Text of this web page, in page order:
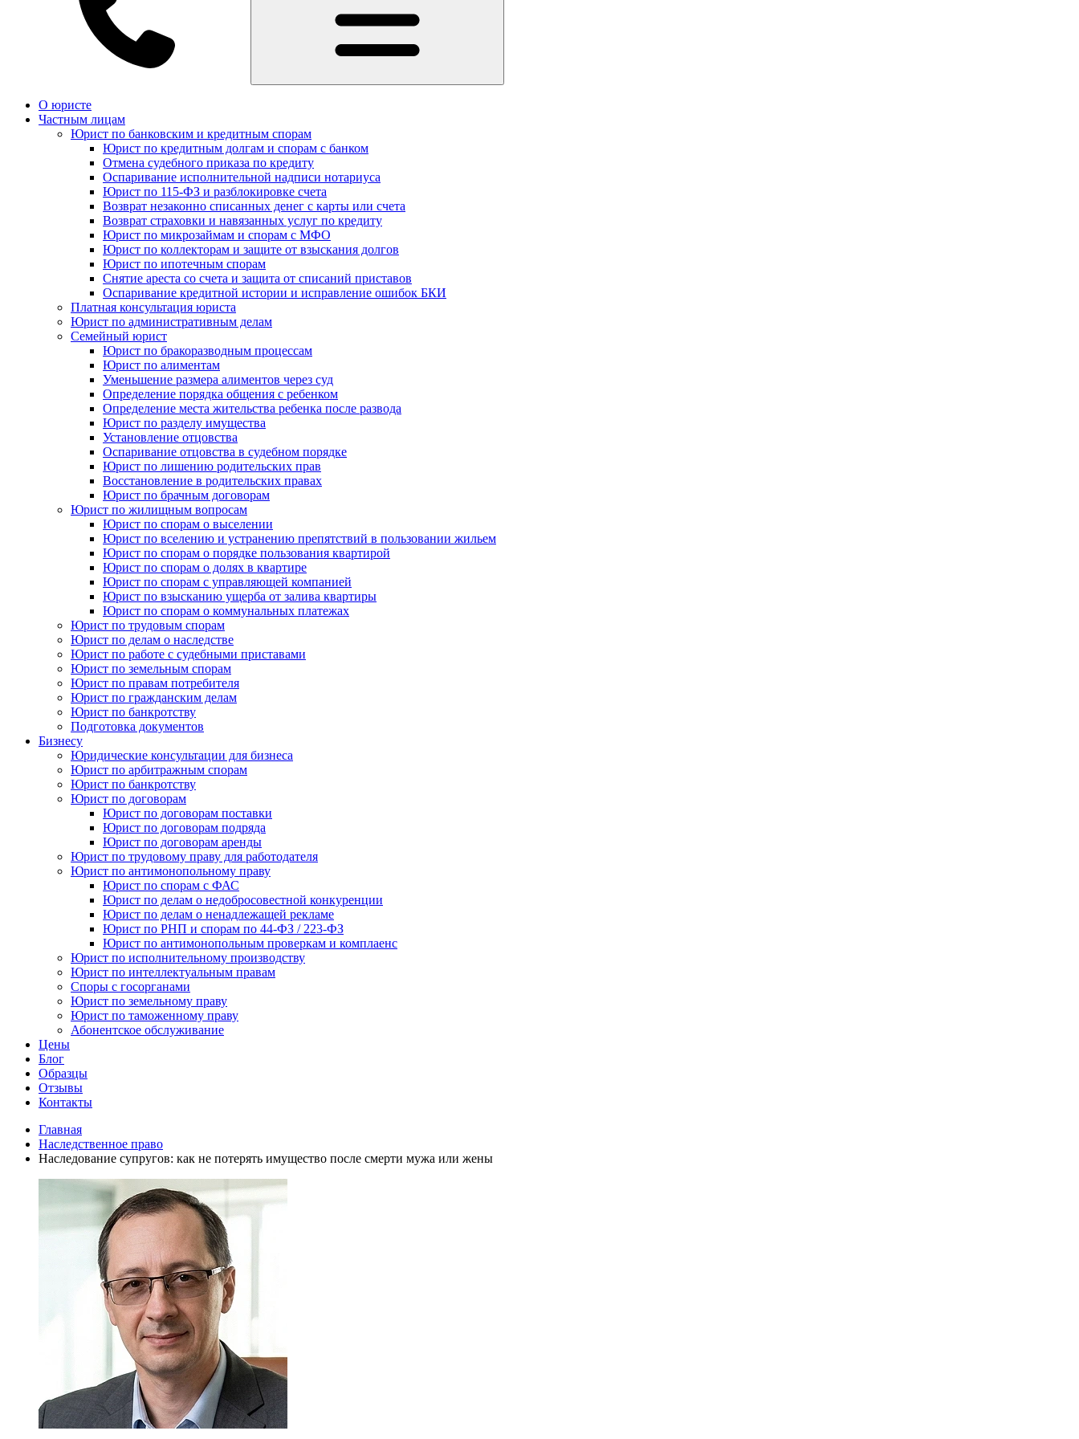
О юристе
Частным лицам
Юрист по банковским и кредитным спорам
Юрист по кредитным долгам и спорам с банком
Отмена судебного приказа по кредиту
Оспаривание исполнительной надписи нотариуса
Юрист по 115-ФЗ и разблокировке счета
Возврат незаконно списанных денег с карты или счета
Возврат страховки и навязанных услуг по кредиту
Юрист по микрозаймам и спорам с МФО
Юрист по коллекторам и защите от взыскания долгов
Юрист по ипотечным спорам
Снятие ареста со счета и защита от списаний приставов
Оспаривание кредитной истории и исправление ошибок БКИ
Платная консультация юриста
Юрист по административным делам
Семейный юрист
Юрист по бракоразводным процессам
Юрист по алиментам
Уменьшение размера алиментов через суд
Определение порядка общения с ребенком
Определение места жительства ребенка после развода
Юрист по разделу имущества
Установление отцовства
Оспаривание отцовства в судебном порядке
Юрист по лишению родительских прав
Восстановление в родительских правах
Юрист по брачным договорам
Юрист по жилищным вопросам
Юрист по спорам о выселении
Юрист по вселению и устранению препятствий в пользовании жильем
Юрист по спорам о порядке пользования квартирой
Юрист по спорам о долях в квартире
Юрист по спорам с управляющей компанией
Юрист по взысканию ущерба от залива квартиры
Юрист по спорам о коммунальных платежах
Юрист по трудовым спорам
Юрист по делам о наследстве
Юрист по работе с судебными приставами
Юрист по земельным спорам
Юрист по правам потребителя
Юрист по гражданским делам
Юрист по банкротству
Подготовка документов
Бизнесу
Юридические консультации для бизнеса
Юрист по арбитражным спорам
Юрист по банкротству
Юрист по договорам
Юрист по договорам поставки
Юрист по договорам подряда
Юрист по договорам аренды
Юрист по трудовому праву для работодателя
Юрист по антимонопольному праву
Юрист по спорам с ФАС
Юрист по делам о недобросовестной конкуренции
Юрист по делам о ненадлежащей рекламе
Юрист по РНП и спорам по 44-ФЗ / 223-ФЗ
Юрист по антимонопольным проверкам и комплаенс
Юрист по исполнительному производству
Юрист по интеллектуальным правам
Споры с госорганами
Юрист по земельному праву
Юрист по таможенному праву
Абонентское обслуживание
Цены
Блог
Образцы
Отзывы
Контакты
Главная
Наследственное право
Наследование супругов: как не потерять имущество после смерти мужа или жены